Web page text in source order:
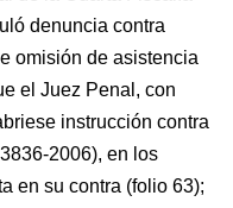
denuncia contra
omisión de asistencia
el Juez Penal, con
instrucción contra
2006), en los
en su contra (folio 63);